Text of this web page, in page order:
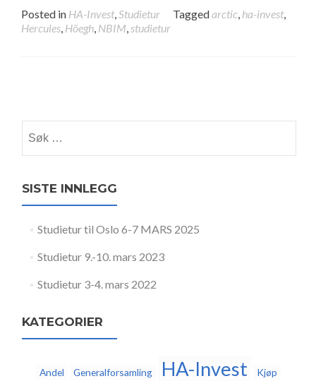
Posted in HA-Invest,Studietur Taggedarctic, ha-invest,
Hercules, Höegh, NBIM,studietur
SISTE INNLEGG
Studietur til Oslo 6-7 MARS 2025
Studietur 9.-10. mars 2023
Studietur 3-4. mars 2022
KATEGORIER
Andel Generalforsamling HA-Invest Kjøp